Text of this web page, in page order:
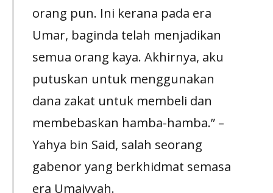
orang pun. Ini kerana pada era
Umar, baginda telah menjadikan
semua orang kaya. Akhirnya, aku
putuskan untuk menggunakan
dana zakat untuk membeli dan
membebaskan hamba-hamba.” –
Yahya bin Said, salah seorang
gabenor yang berkhidmat semasa
era Umaiyyah.